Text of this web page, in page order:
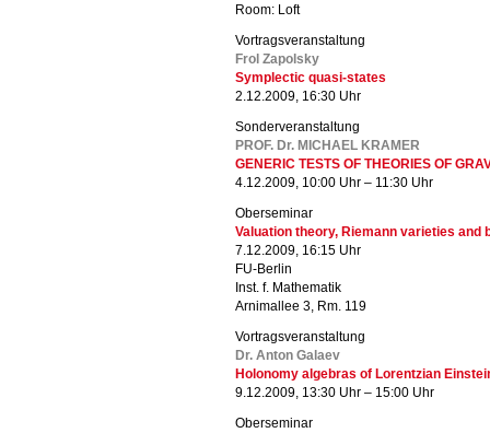
Room: Loft
Vortragsveranstaltung
Frol Zapolsky
Symplectic quasi-states
2.12.2009, 16:30 Uhr
Sonderveranstaltung
PROF. Dr. MICHAEL KRAMER
GENERIC TESTS OF THEORIES OF
4.12.2009, 10:00 Uhr – 11:30 Uhr
Oberseminar
Valuation theory, Riemann varieties and
7.12.2009, 16:15 Uhr
FU-Berlin
Inst. f. Mathematik
Arnimallee 3, Rm. 119
Vortragsveranstaltung
Dr. Anton Galaev
Holonomy algebras of Lorentzian
9.12.2009, 13:30 Uhr – 15:00 Uhr
Oberseminar